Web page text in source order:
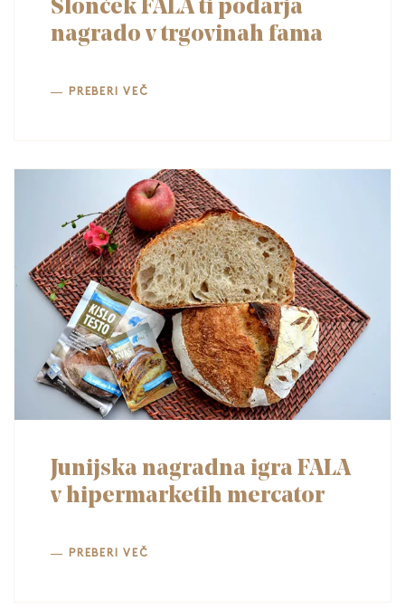
Slonček FALA ti podarja
nagrado v trgovinah fama
PREBERI VEČ
Junijska nagradna igra FALA
v hipermarketih mercator
PREBERI VEČ